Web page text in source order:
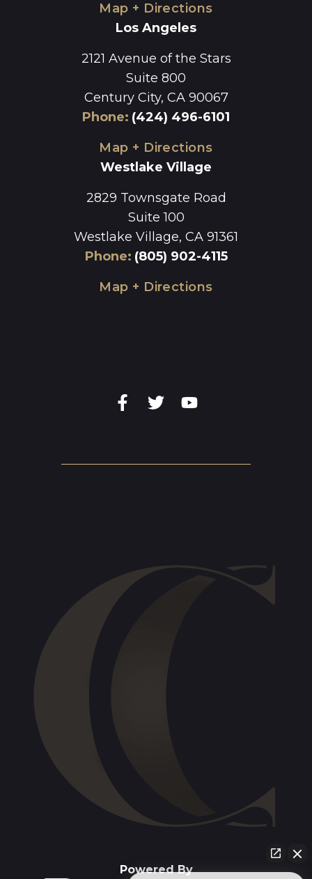
Map + Directions
Los Angeles
2121 Avenue of the Stars
Suite 800
Century City, CA 90067
Phone: (424) 496-6101
Map + Directions
Westlake Village
2829 Townsgate Road
Suite 100
Westlake Village, CA 91361
Phone: (805) 902-4115
Map + Directions
Powered By